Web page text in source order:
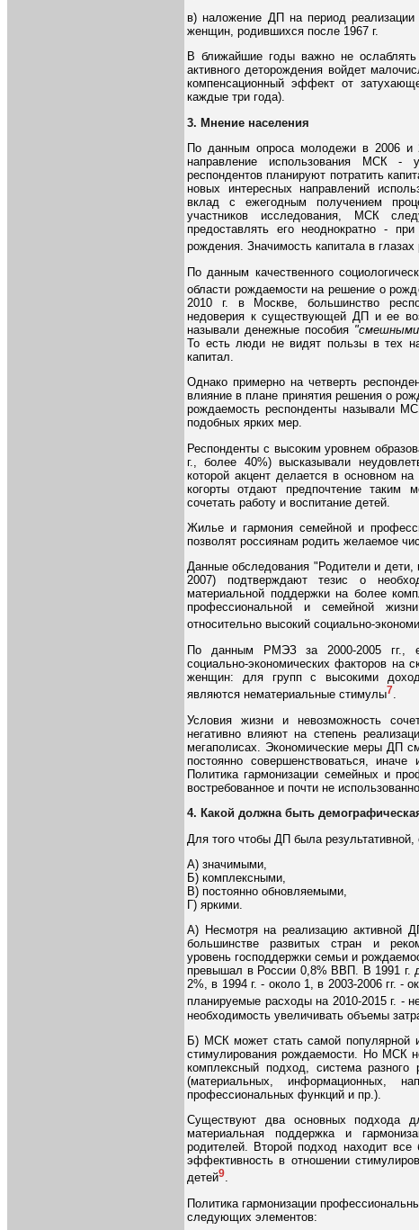
в) наложение ДП на период
женщин, родившихся после 1967 г.
В ближайшие годы важно не
активного деторождения войдет
компенсационный эффект от
каждые три года).
3. Мнение населения
По данным опроса молодежи в 2006 и
направление использования МСК -
респондентов планируют потратить
новых интересных направлений
вклад с ежегодным получением
участников исследования, МСК
предоставлять его неоднократно -
рождения. Значимость капитала в
По данным качественного
области рождаемости на решение о
2010 г. в Москве, большинство
недоверия к существующей ДП и ее
называли денежные пособия
То есть люди не видят пользы в тех
капитал.
Однако примерно на четверть
влияние в плане принятия решения о
рождаемость респонденты называли
подобных ярких мер.
Респонденты с высоким уровнем
г., более 40%) высказывали
которой акцент делается в основном
когорты отдают предпочтение таким
сочетать работу и воспитание детей.
Жилье и гармония семейной и
позволят россиянам родить желаемое
Данные обследования "Родители и
2007) подтверждают тезис о
материальной поддержки на более
профессиональной и семейной
относительно высокий социально-
По данным РМЭЗ за 2000-2005 гг.,
социально-экономических факторов на
женщин: для групп с высокими
являются нематериальные стимулы7.
Условия жизни и невозможность
негативно влияют на степень
мегаполисах. Экономические меры ДП
постоянно совершенствоваться, иначе
Политика гармонизации семейных и
востребованное и почти не
4. Какой должна быть
Для того чтобы ДП была
А) значимыми,
Б) комплексными,
В) постоянно обновляемыми,
Г) яркими.
А) Несмотря на реализацию активной
большинстве развитых стран и
уровень господдержки семьи и
превышал в России 0,8% ВВП. В 1991 г.
2%, в 1994 г. - около 1, в 2003-2006 гг. -
планируемые расходы на 2010-2015 г. -
необходимость увеличивать объемы
Б) МСК может стать самой популярной
стимулирования рождаемости. Но МСК
комплексный подход, система
(материальных, информационных,
профессиональных функций и пр.).
Существуют два основных подхода
материальная поддержка и
родителей. Второй подход находит
эффективность в отношении
детей9.
Политика гармонизации
следующих элементов: